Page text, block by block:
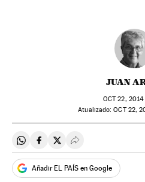
JUAN
OCT22, 2014
atualizado: OCT22,
Compartir en Whatsapp
Compartir en Facebook
Compartir en Twitter
Desplegar Redes
Añadir EL PAÍS en Google